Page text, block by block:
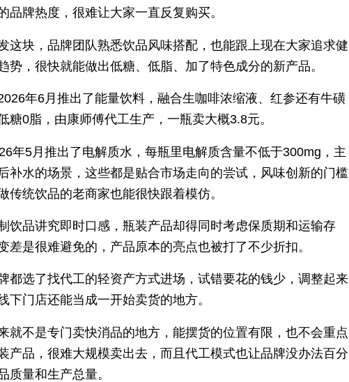
品牌热度，很难让大家一直反复购买。
这块，品牌团队熟悉饮品风味搭配，也能跟上现在大家追求健
势，很快就能做出低糖、低脂、加了特色成分的新产品。
年6月推出了能量饮料，融合生咖啡浓缩液、红参还有牛磺
糖0脂，由康师傅代工生产，一瓶卖大概3.8元。
年5月推出了电解质水，每瓶里电解质含量不低于300mg，主
补水的场景，这些都是贴合市场走向的尝试，风味创新的门槛
传统饮品的老商家也能很快跟着模仿。
饮品讲究即时口感，瓶装产品却得同时考虑保质期和运输存
差是很难避免的，产品原本的亮点也被打了不少折扣。
都选了找代工的轻资产方式进场，试错要花的钱少，调整起来
下门店还能当成一开始卖货的地方。
就不是专门卖快消品的地方，能摆货的位置有限，也不会重点
产品，很难大规模卖出去，而且代工模式也让品牌没办法百分
质量和生产总量。